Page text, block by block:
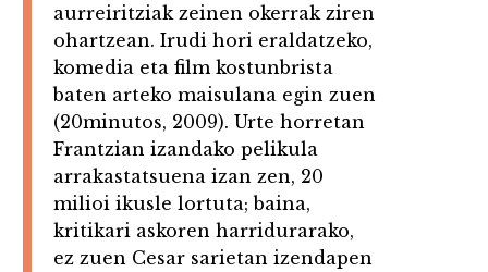
aurreiritziak zeinen okerrak ziren
ohartzean. Irudi hori eraldatzeko,
komedia eta film kostunbrista
baten arteko maisulana egin zuen
(20minutos, 2009). Urte horretan
Frantzian izandako pelikula
arrakastatsuena izan zen, 20
milioi ikusle lortuta; baina,
kritikari askoren harridurarako,
ez zuen Cesar sarietan izendapen